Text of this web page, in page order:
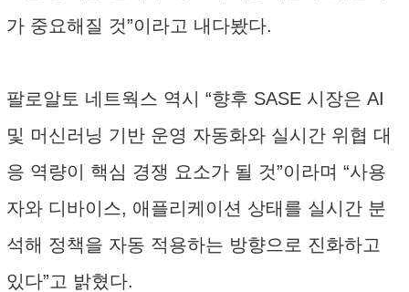
가 중요해질 것”이라고 내다봤다.
팔로알토 네트웍스 역시 “향후 SASE 시장은 AI
및 머신러닝 기반 운영 자동화와 실시간 위협 대
응 역량이 핵심 경쟁 요소가 될 것”이라며 “사용
자와 디바이스, 애플리케이션 상태를 실시간 분
석해 정책을 자동 적용하는 방향으로 진화하고
있다”고 밝혔다.